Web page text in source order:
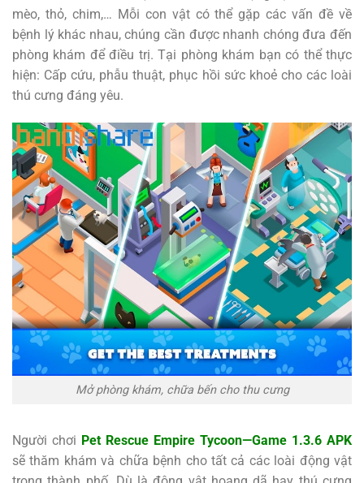
mèo, thỏ, chim,… Mỗi con vật có thể gặp các vấn đề về
bệnh lý khác nhau, chúng cần được nhanh chóng đưa đến
phòng khám để điều trị. Tại phòng khám bạn có thể thực
hiện: Cấp cứu, phẫu thuật, phục hồi sức khoẻ cho các loài
thú cưng đáng yêu.
Mở phòng khám, chữa bến cho thu cưng
Người chơi Pet Rescue Empire Tycoon—Game 1.3.6 APK
sẽ thăm khám và chữa bệnh cho tất cả các loài động vật